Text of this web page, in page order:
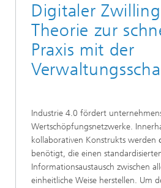
Digitaler
Theorie zur
Praxis mit der
Industrie 4.0 fördert
Wertschöpfungsnetzwerke.
kollaborativen Konstrukts werden
benötigt, die einen
Informationsaustausch zwischen
einheitliche Weise herstellen. Um